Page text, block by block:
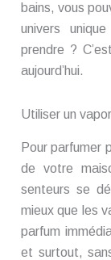
bains, vous
univers
prendre ?
aujourd’hui.
Utiliser un
Pour parfumer
de votre
senteurs se
mieux que les
parfum
et surtout,